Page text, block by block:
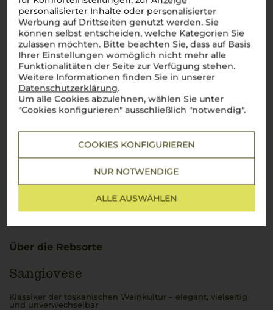
personalisierter Inhalte oder personalisierter
Werbung auf Drittseiten genutzt werden. Sie
können selbst entscheiden, welche Kategorien Sie
zulassen möchten. Bitte beachten Sie, dass auf Basis
Ihrer Einstellungen womöglich nicht mehr alle
Funktionalitäten der Seite zur Verfügung stehen.
Weitere Informationen finden Sie in unserer
Datenschutzerklärung.
Um alle Cookies abzulehnen, wählen Sie unter
"Cookies konfigurieren" ausschließlich "notwendig".
COOKIES KONFIGURIEREN
NUR NOTWENDIGE
ALLE AUSWÄHLEN
Über die Rebsorte
Sangiovese
Klassiker der toskanischen Weinkultur – elegant, vielseitig
und unverwechselbar